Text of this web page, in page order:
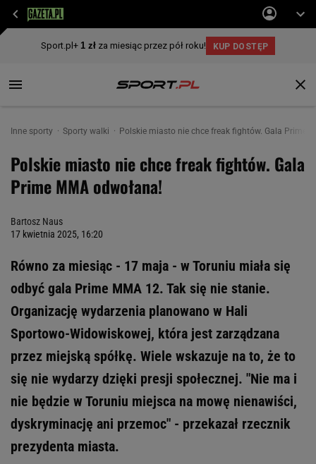
Inne sporty Sporty walki Polskie miasto nie chce freak fightów. Gala Prime
Polskie miasto nie chce freak fightów. Gala
Prime MMA odwołana!
Bartosz Naus
17 kwietnia 2025, 16:20
Równo za miesiąc - 17 maja - w Toruniu miała się
odbyć gala Prime MMA 12. Tak się nie stanie.
Organizację wydarzenia planowano w Hali
Sportowo-Widowiskowej, która jest zarządzana
przez miejską spółkę. Wiele wskazuje na to, że to
się nie wydarzy dzięki presji społecznej. "Nie ma i
nie będzie w Toruniu miejsca na mowę nienawiści,
dyskryminację ani przemoc" - przekazał rzecznik
prezydenta miasta.